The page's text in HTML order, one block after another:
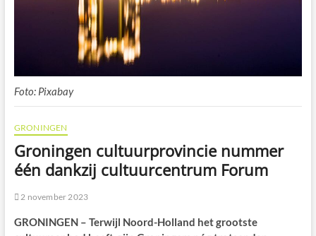
Foto: Pixabay
GRONINGEN
Groningen cultuurprovincie nummer
één dankzij cultuurcentrum Forum
2 november 2023
GRONINGEN – Terwijl Noord-Holland het grootste